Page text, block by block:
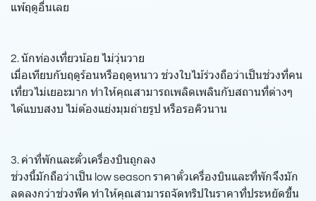
แพ้ฤดูอื่นเลย
2. นักท่องเที่ยวน้อย ไม่วุ่นวาย
เมื่อเทียบกับฤดูร้อนหรือฤดูหนาว ช่วงใบไม้ร่วงถือว่าเป็นช่วงที่คน
เที่ยวไม่เยอะมาก ทำให้คุณสามารถเพลิดเพลินกับสถานที่ต่างๆ
ได้แบบสงบ ไม่ต้องแย่งมุมถ่ายรูป หรือรอคิวนาน
3. ค่าที่พักและตั๋วเครื่องบินถูกลง
ช่วงนี้มักถือว่าเป็น low season ราคาตั๋วเครื่องบินและที่พักจึงมัก
ลดลงกว่าช่วงพีค ทำให้คุณสามารถจัดทริปในราคาที่ประหยัดขึ้น